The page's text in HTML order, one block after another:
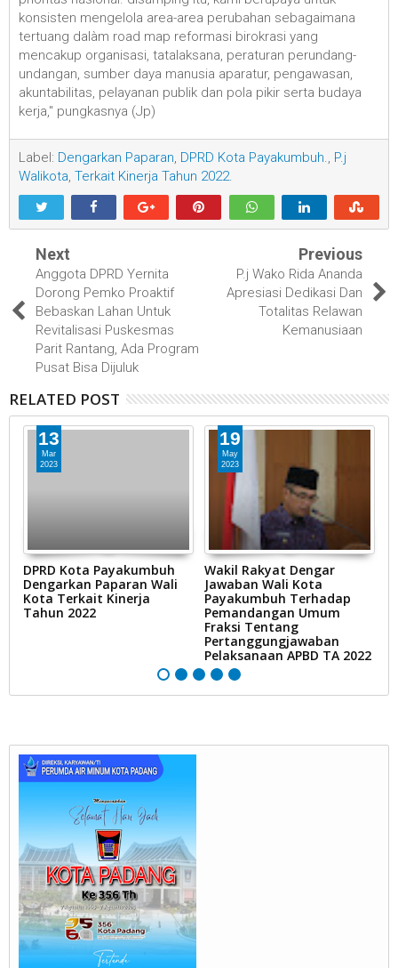
konsisten mengelola area-area perubahan sebagaimana
tertuang dalàm road map reformasi birokrasi yang
mencakup organisasi, tatalaksana, peraturan perundang-
undangan, sumber daya manusia aparatur, pengawasan,
akuntabilitas, pelayanan publik dan pola pikir serta budaya
kerja," pungkasnya (Jp)
Label: Dengarkan Paparan, DPRD Kota Payakumbuh., P.j
Walikota, Terkait Kinerja Tahun 2022.
Next
Anggota DPRD Yernita
Dorong Pemko Proaktif
Bebaskan Lahan Untuk
Revitalisasi Puskesmas
Parit Rantang, Ada Program
Pusat Bisa Dijuluk
Previous
P.j Wako Rida Ananda
Apresiasi Dedikasi Dan
Totalitas Relawan
Kemanusiaan
RELATED POST
13
Mar
2023
DPRD Kota Payakumbuh
Dengarkan Paparan Wali
Kota Terkait Kinerja
Tahun 2022
19
May
2023
Wakil Rakyat Dengar
Jawaban Wali Kota
Payakumbuh Terhadap
Pemandangan Umum
Fraksi Tentang
Pertanggungjawaban
Pelaksanaan APBD TA 2022